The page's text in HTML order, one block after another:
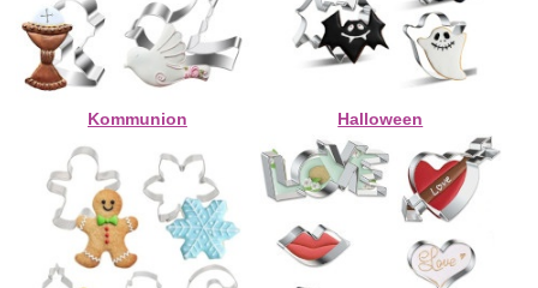
Kommunion Halloween